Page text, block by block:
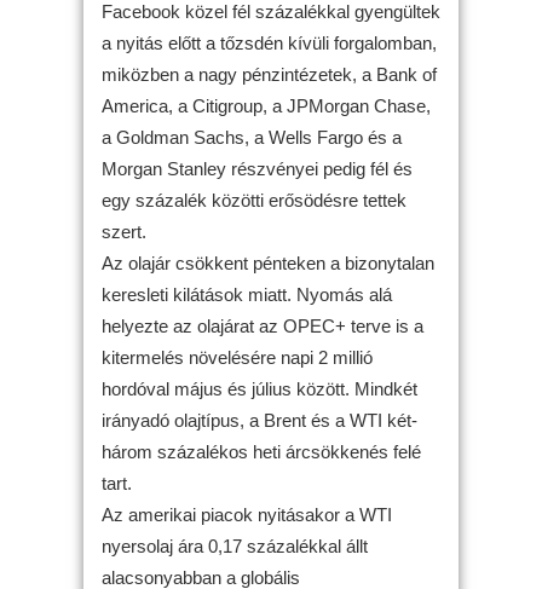
Facebook közel fél százalékkal gyengültek
a nyitás előtt a tőzsdén kívüli forgalomban,
miközben a nagy pénzintézetek, a Bank of
America, a Citigroup, a JPMorgan Chase,
a Goldman Sachs, a Wells Fargo és a
Morgan Stanley részvényei pedig fél és
egy százalék közötti erősödésre tettek
szert.
Az olajár csökkent pénteken a bizonytalan
keresleti kilátások miatt. Nyomás alá
helyezte az olajárat az OPEC+ terve is a
kitermelés növelésére napi 2 millió
hordóval május és július között. Mindkét
irányadó olajtípus, a Brent és a WTI két-
három százalékos heti árcsökkenés felé
tart.
Az amerikai piacok nyitásakor a WTI
nyersolaj ára 0,17 százalékkal állt
alacsonyabban a globális